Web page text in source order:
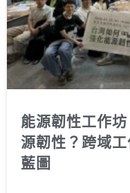
能源韌性工作
源韌性？跨域
藍圖